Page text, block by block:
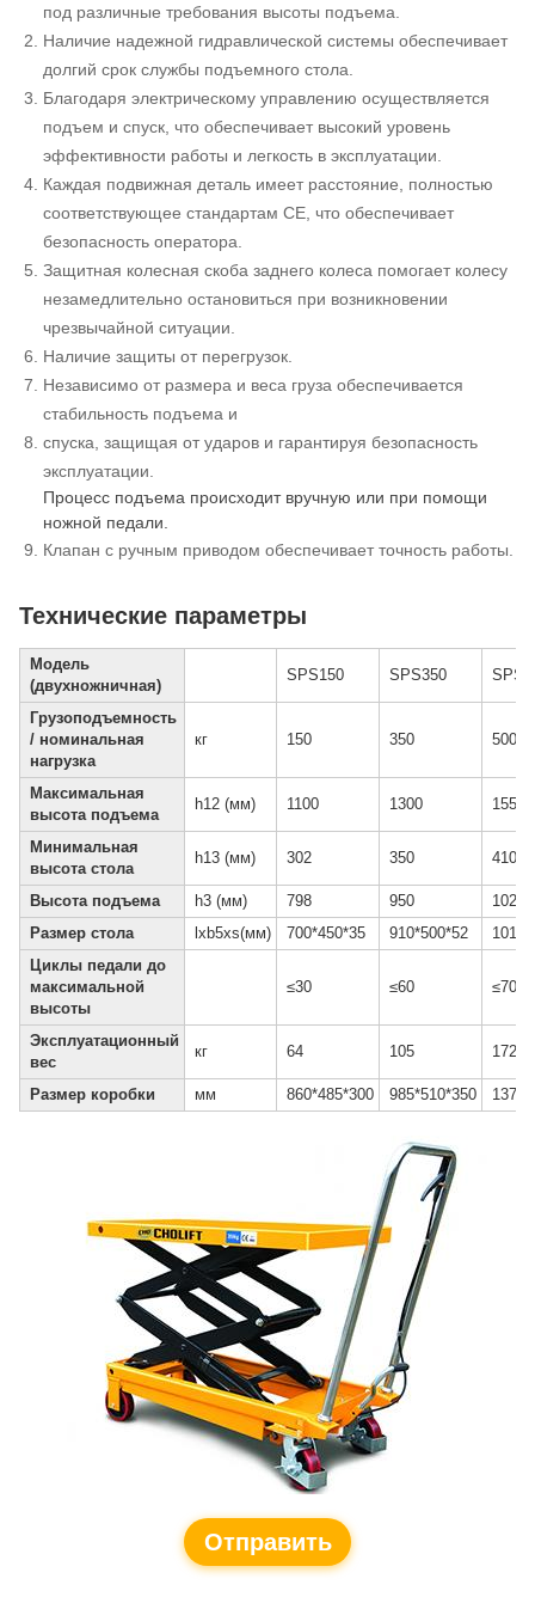
под различные требования высоты подъема.
Наличие надежной гидравлической системы обеспечивает
долгий срок службы подъемного стола.
Благодаря электрическому управлению осуществляется
подъем и спуск, что обеспечивает высокий уровень
эффективности работы и легкость в эксплуатации.
Каждая подвижная деталь имеет расстояние, полностью
соответствующее стандартам CE, что обеспечивает
безопасность оператора.
Защитная колесная скоба заднего колеса помогает колесу
незамедлительно остановиться при возникновении
чрезвычайной ситуации.
Наличие защиты от перегрузок.
Независимо от размера и веса груза обеспечивается
стабильность подъема и
спуска, защищая от ударов и гарантируя безопасность
эксплуатации.
Процесс подъема происходит вручную или при помощи
ножной педали.
Клапан с ручным приводом обеспечивает точность работы.
Технические параметры
Модель
(двухножничная)
SPS150 SPS350
Грузоподъемность
/ номинальная
нагрузка
кг 150 350 500
Максимальная
высота подъема
h12 (мм) 1100 1300 1550
Минимальная
высота стола
h13 (мм) 302 350 410
Высота подъема h3 (мм) 798 950
1025
Размер стола
lxb5xs(мм) 700*450*35 910*500*52
Циклы педали до
максимальной
высоты
≤30 ≤60 ≤70
Эксплуатационный
вес
кг 64 105 172
Размер коробки мм 860*485*300 985*510*350
Отправить